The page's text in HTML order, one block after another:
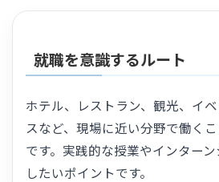
就職を意識するルート
ホテル、レストラン、観光、イ
スなど、現場に近い分野で働く
です。実践的な授業やインター
したいポイントです。